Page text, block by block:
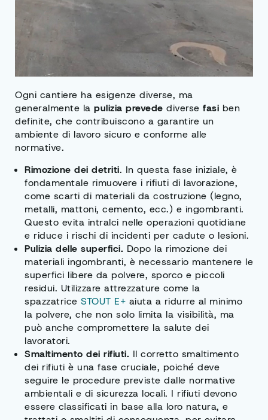
Ogni cantiere ha esigenze diverse, ma
generalmente la pulizia prevede diverse fasi ben
definite, che contribuiscono a garantire un
ambiente di lavoro sicuro e conforme alle
normative.
Rimozione dei detriti. In questa fase iniziale, è
fondamentale rimuovere i rifiuti di lavorazione,
come scarti di materiali da costruzione (legno,
metalli, mattoni, cemento, ecc.) e ingombranti.
Questo evita intralci nelle operazioni quotidiane
e riduce i rischi di incidenti per cadute o lesioni.
Pulizia delle superfici. Dopo la rimozione dei
materiali ingombranti, è necessario mantenere le
superfici libere da polvere, sporco e piccoli
residui. Utilizzare attrezzature come la
spazzatrice STOUT E+ aiuta a ridurre al minimo
la polvere, che non solo limita la visibilità, ma
può anche compromettere la salute dei
lavoratori.
Smaltimento dei rifiuti. Il corretto smaltimento
dei rifiuti è una fase cruciale, poiché deve
seguire le procedure previste dalle normative
ambientali e di sicurezza locali. I rifiuti devono
essere classificati in base alla loro natura, e